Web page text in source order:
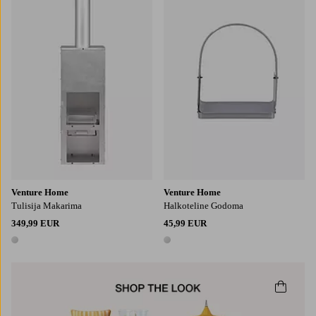
Venture Home
Tulisija Makarima
349,99 EUR
1 väri
Venture Home
Halkoteline Godoma
45,99 EUR
1 väri